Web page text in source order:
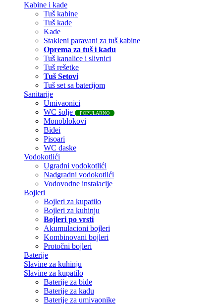
Kabine i kade
Tuš kabine
Tuš kade
Kade
Stakleni paravani za tuš kabine
Oprema za tuš i kadu
Tuš kanalice i slivnici
Tuš rešetke
Tuš Setovi
Tuš set sa baterijom
Sanitarije
Umivaonici
WC šolje
POPULARNO
Monoblokovi
Bidei
Pisoari
WC daske
Vodokotlići
Ugradni vodokotlići
Nadgradni vodokotlići
Vodovodne instalacije
Bojleri
Bojleri za kupatilo
Bojleri za kuhinju
Bojleri po vrsti
Akumulacioni bojleri
Kombinovani bojleri
Protočni bojleri
Baterije
Slavine za kuhinju
Slavine za kupatilo
Baterije za bide
Baterije za kadu
Baterije za umivaonike